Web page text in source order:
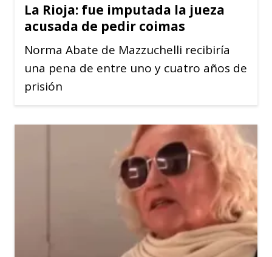
La Rioja: fue imputada la jueza
acusada de pedir coimas
Norma Abate de Mazzuchelli recibiría
una pena de entre uno y cuatro años de
prisión